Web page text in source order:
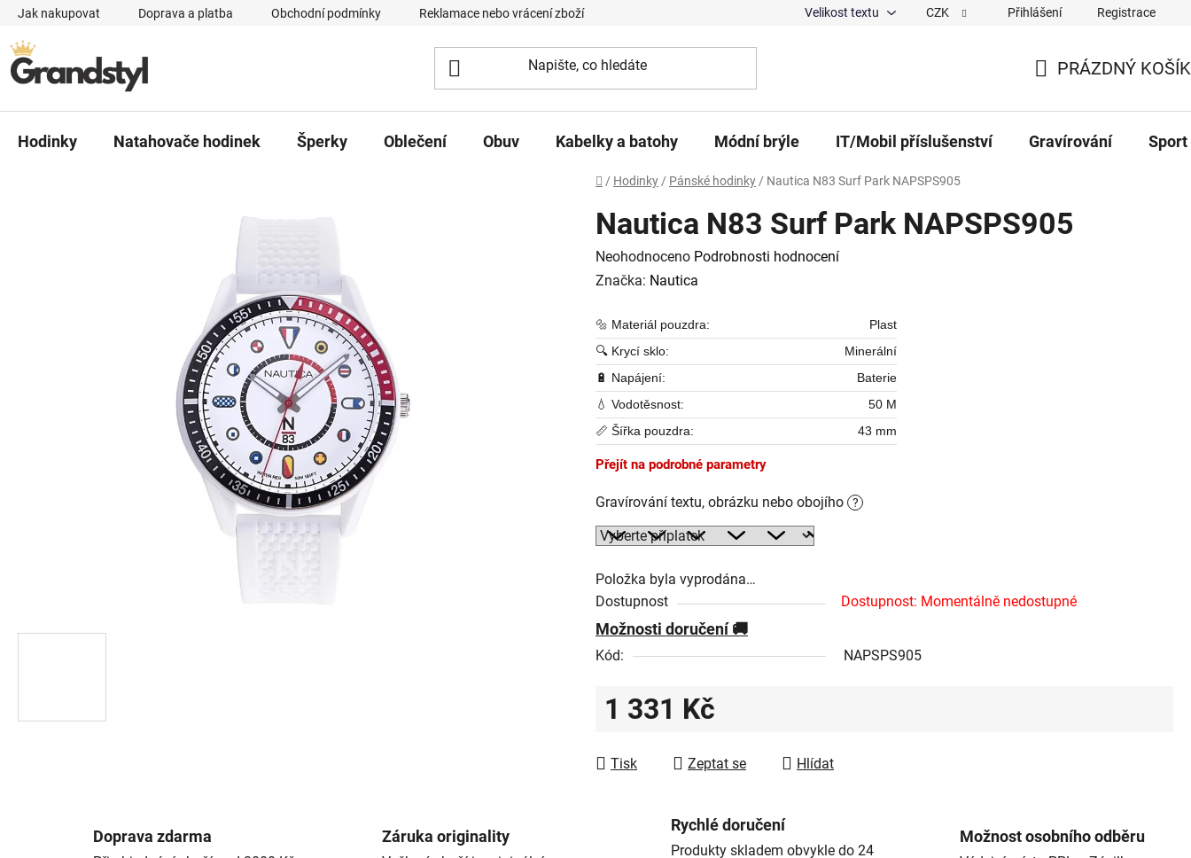
Přejít na obsah
Jak nakupovat Doprava a platba Obchodní podmínky Reklamace nebo vrácení zboží Podmínky ochrany osobních údajů O nás Magazín Hodnocení obchodu
Velikost textu CZK Přihlášení Registrace
PRÁZDNÝ KOŠÍK
Hodinky Natahovače hodinek Šperky Oblečení Obuv Kabelky a batohy Módní brýle IT/Mobil příslušenství Gravírování Sport
Domů
/ Hodinky / Pánské hodinky / Nautica N83 Surf Park NAPSPS905
Nautica N83 Surf Park NAPSPS905
Průměrné hodnocení produktu je 0,0 z 5 hvězdiček.
Neohodnoceno Podrobnosti hodnocení
Značka: Nautica
🔩 Materiál pouzdra:
Plast
🔍 Krycí sklo:
Minerální
🔋 Napájení:
Baterie
💧 Vodotěsnost:
50 M
📏 Šířka pouzdra:
43 mm
Přejít na podrobné parametry
Gravírování textu, obrázku nebo obojího ?
Položka byla vyprodána…
Dostupnost
Dostupnost: Momentálně nedostupné
Možnosti doručení
Kód: NAPSPS905
1 331 Kč
Tisk
Zeptat se Hlídat
Doprava zdarma Záruka originality
Rychlé doručení
Produkty skladem obvykle do 24
Možnost osobního odběru